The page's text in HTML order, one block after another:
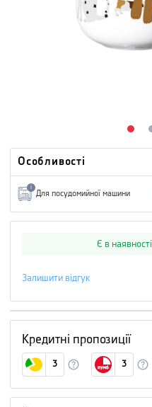
Особливості
i
Для посудомийної машини
Є в наявності
Залишити відгук
Кредитні пропозиції
3 3